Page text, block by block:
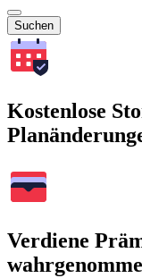
Suchen
Kostenlose
Verdiene